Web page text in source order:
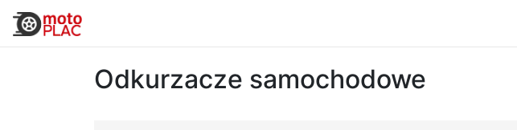
Odkurzacze samochodowe